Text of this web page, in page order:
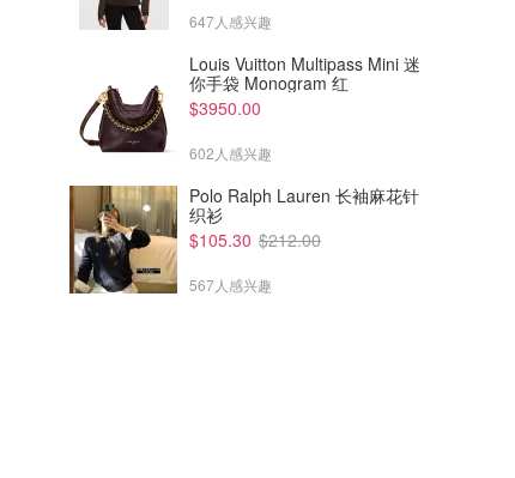
647人感兴趣
Louis Vuitton Multipass Mini 迷
你手袋 Monogram 红
$3950.00
602人感兴趣
Polo Ralph Lauren 长袖麻花针
织衫
$105.30 $212.00
567人感兴趣